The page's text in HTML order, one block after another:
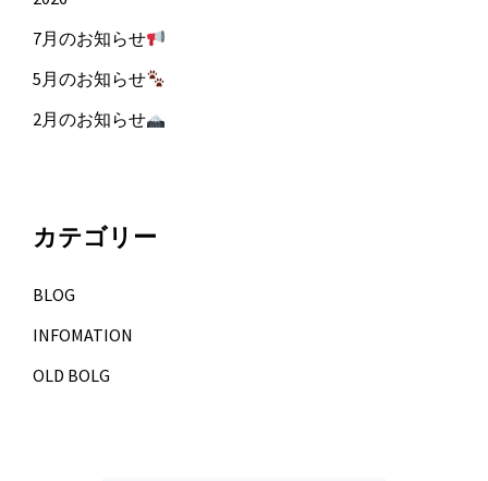
7月のお知らせ
5月のお知らせ
2月のお知らせ
カテゴリー
BLOG
INFOMATION
OLD BOLG